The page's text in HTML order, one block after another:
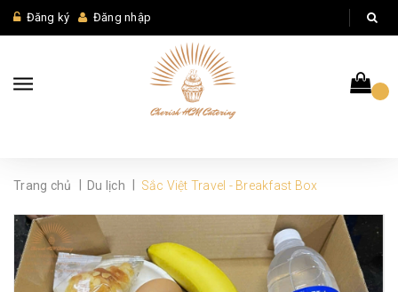
Đăng ký Đăng nhập
Trang chủ Du lịch Sắc Việt Travel - Breakfast Box